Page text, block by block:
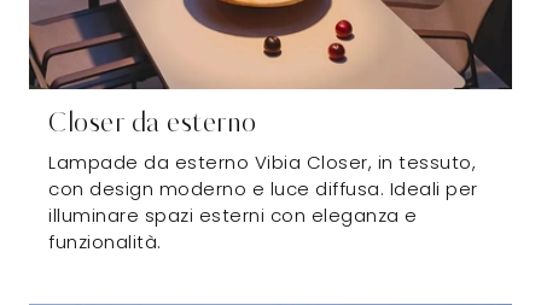
Closer da esterno
Lampade da esterno Vibia Closer, in tessuto,
con design moderno e luce diffusa. Ideali per
illuminare spazi esterni con eleganza e
funzionalità.